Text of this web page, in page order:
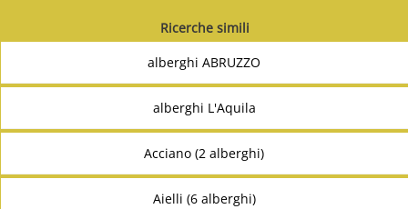
Ricerche simili
alberghi ABRUZZO
alberghi L'Aquila
Acciano (2 alberghi)
Aielli (6 alberghi)